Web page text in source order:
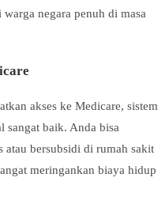
negara penuh di masa
akses ke Medicare, sistem
sangat baik. Anda bisa
atau bersubsidi di rumah sakit
meringankan biaya hidup